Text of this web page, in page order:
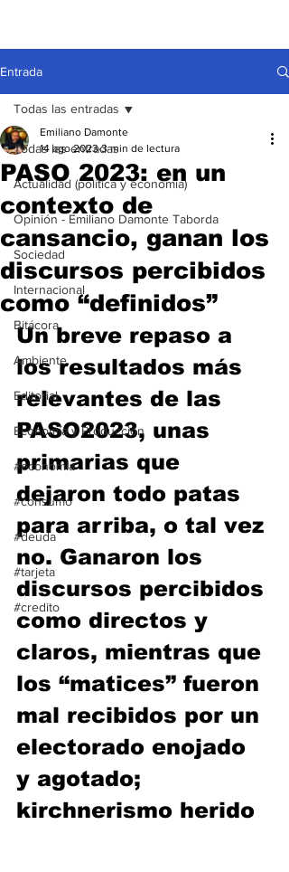
Entrada
Todas las entradas
Actualidad (política y economía)
Opinión - Emiliano Damonte Taborda
Sociedad
Internacional
Bitácora
Ambiente
Editorial
Economía y Producción
#economia
#consumo
#deuda
#tarjeta
#credito
Todas las entradas
PASO 2023: en un
contexto de
cansancio, ganan los
discursos percibidos
como “definidos”
Emiliano Damonte
14 ago 2023 3 min de lectura
Un breve repaso a
los resultados más
relevantes de las
PASO2023, unas
primarias que
dejaron todo patas
para arriba, o tal vez
no. Ganaron los
discursos percibidos
como directos y
claros, mientras que
los “matices” fueron
mal recibidos por un
electorado enojado
y agotado;
kirchnerismo herido